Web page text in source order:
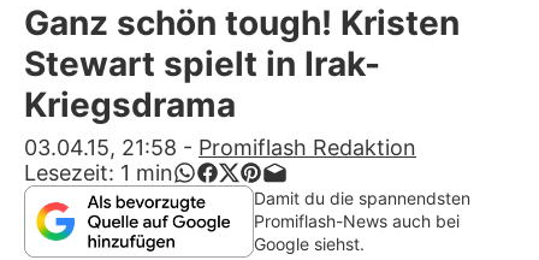
Alle Themen auf Promiflash
App runterladen
Team
Redaktionelle Richtlinien
Ganz schön tough! Kristen
Stewart spielt in Irak-
Kriegsdrama
03.04.15, 21:58 - Promiflash Redaktion
Lesezeit: 1 min
Damit du die spannendsten
Promiflash-News auch bei
Google siehst.